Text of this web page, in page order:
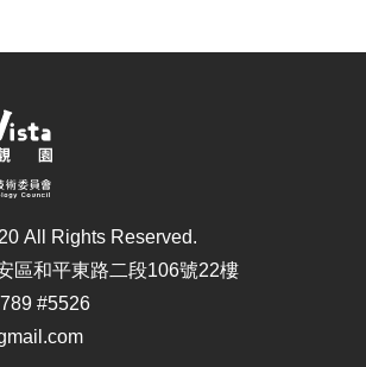
All Rights Reserved.
區和平東路二段106號22樓
#5526